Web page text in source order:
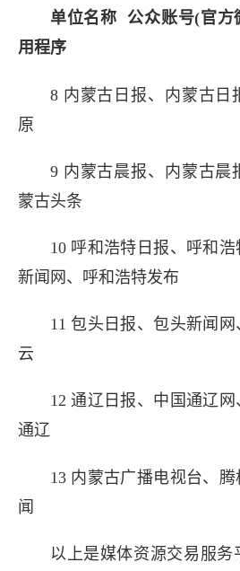
单位名称 公众账号(官
用程序
8 内蒙古日报、 内蒙古日
原
9 内蒙古晨报、 内蒙古晨
蒙古头条
10 呼和浩特日报、 呼和浩
新闻网 、 呼和浩特发布
11 包头日报、包头新闻网
云
12 通辽日报、 中国通辽网
通辽
13 内蒙古广播电视台、 腾
闻
以上是媒体资源交易服务